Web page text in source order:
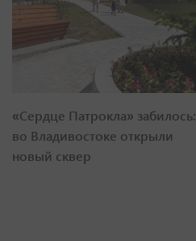
«Сердце Патрокла» забилось:
во Владивостоке открыли
новый сквер